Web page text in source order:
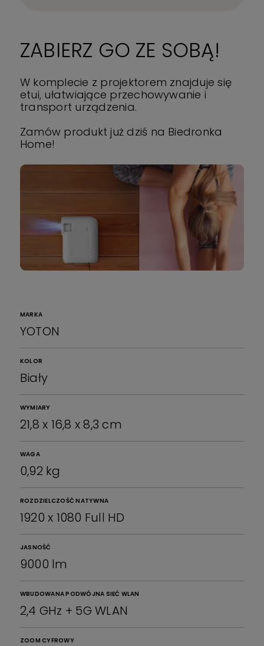
ZABIERZ GO ZE SOBĄ!
W komplecie z projektorem znajduje się
etui, ułatwiające przechowywanie i
transport urządzenia.
Zamów produkt już dziś na Biedronka
Home!
MARKA
YOTON
KOLOR
Biały
WYMIARY
21,8 x 16,8 x 8,3 cm
WAGA
0,92 kg
ROZDZIELCZOŚĆ NATYWNA
1920 x 1080 Full HD
JASNOŚĆ
9000 lm
WBUDOWANA PODWÓJNA SIEĆ WLAN
2,4 GHz + 5G WLAN
ZOOM CYFROWY